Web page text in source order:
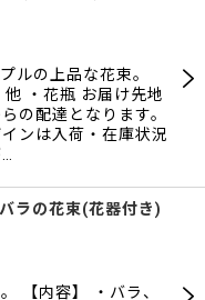
ルの上品な花束。
他 ・花瓶 お届け先地
の配達となります。
ンは入荷・在庫状況
ラの花束(花器付き)
【内容】 ・バラ、